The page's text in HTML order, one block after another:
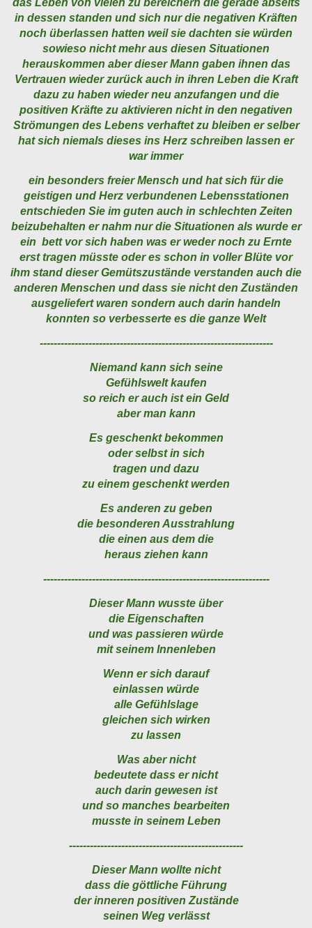
das Leben von vielen zu bereichern die gerade abseits
in dessen standen und sich nur die negativen Kräften
noch überlassen hatten weil sie dachten sie würden
sowieso nicht mehr aus diesen Situationen
herauskommen aber dieser Mann gaben ihnen das
Vertrauen wieder zurück auch in ihren Leben die Kraft
dazu zu haben wieder neu anzufangen und die
positiven Kräfte zu aktivieren nicht in den negativen
Strömungen des Lebens verhaftet zu bleiben er selber
hat sich niemals dieses ins Herz schreiben lassen er
war immer
ein besonders freier Mensch und hat sich für die
geistigen und Herz verbundenen Lebensstationen
entschieden Sie im guten auch in schlechten Zeiten
beizubehalten er nahm nur die Situationen als wurde er
ein bett vor sich haben was er weder noch zu Ernte
erst tragen müsste oder es schon in voller Blüte vor
ihm stand dieser Gemütszustände verstanden auch die
anderen Menschen und dass sie nicht den Zuständen
ausgeliefert waren sondern auch darin handeln
konnten so verbesserte es die ganze Welt
-------------------------------------------------------------------
Niemand kann sich seine
Gefühlswelt kaufen
so reich er auch ist ein Geld
aber man kann
Es geschenkt bekommen
oder selbst in sich
tragen und dazu
zu einem geschenkt werden
Es anderen zu geben
die besonderen Ausstrahlung
die einen aus dem die
heraus ziehen kann
-----------------------------------------------------------------
Dieser Mann wusste über
die Eigenschaften
und was passieren würde
mit seinem Innenleben
Wenn er sich darauf
einlassen würde
alle Gefühlslage
gleichen sich wirken
zu lassen
Was aber nicht
bedeutete dass er nicht
auch darin gewesen ist
und so manches bearbeiten
musste in seinem Leben
--------------------------------------------------
Dieser Mann wollte nicht
dass die göttliche Führung
der inneren positiven Zustände
seinen Weg verlässt